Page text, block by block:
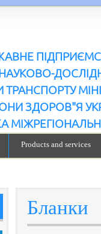
ЗДОРОВ"Я
Products and services
Бланки